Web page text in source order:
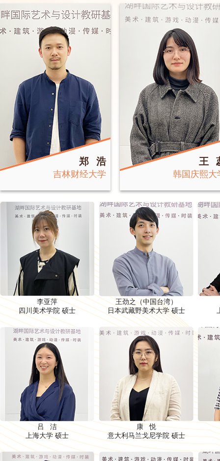
郑 浩
吉林财经大学
王
韩国庆熙大
李亚萍
四川美术学院 硕士
王劲之（中国台湾）
日本武藏野美术大学 硕士
吕 洁
上海大学 硕士
康 悦
意大利马兰戈尼学院 硕士